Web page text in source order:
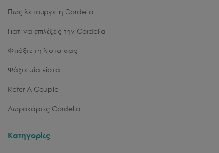
Πως λειτουργεί η Cordella
Γιατί να επιλέξεις την Cordella
Φτιάξτε τη λίστα σας
Ψάξτε μία λίστα
Refer A Couple
Δωροκάρτες Cordella
Κατηγορίες